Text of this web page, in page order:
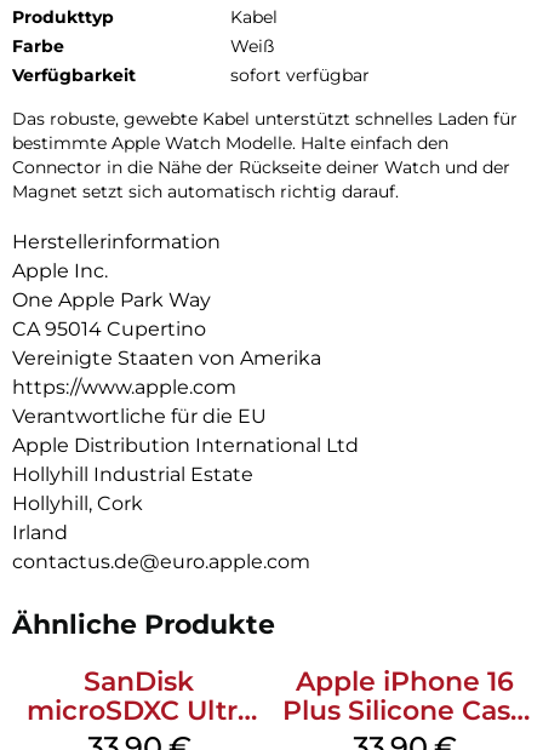
Produkttyp
Kabel
Farbe
Weiß
Verfügbarkeit
sofort verfügbar
Das robuste, gewebte Kabel unterstützt schnelles Laden für
bestimmte Apple Watch Modelle. Halte einfach den
Connector in die Nähe der Rückseite deiner Watch und der
Magnet setzt sich automatisch richtig darauf.
Herstellerinformation
Apple Inc.
One Apple Park Way
CA 95014 Cupertino
Vereinigte Staaten von Amerika
https://www.apple.com
Verantwortliche für die EU
Apple Distribution International Ltd
Hollyhill Industrial Estate
Hollyhill, Cork
Irland
contactus.de@euro.apple.com
Ähnliche Produkte
SanDisk
microSDXC Ultra
128 GB + Adapter
Apple iPhone 16
Plus Silicone Case
MagSafe Lake